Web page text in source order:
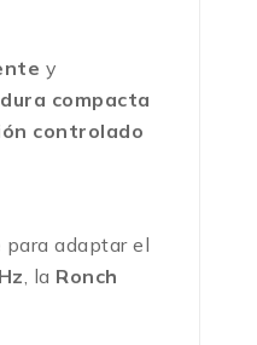
y
compacta
controlado
para adaptar el
, la Ronch